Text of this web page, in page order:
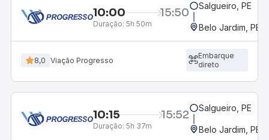
10:00 15:50
Duração: 5h 50m
Salgueiro, PE
Belo Jardim, PE
8,0 Viação Progresso
Embarque
direto
10:15 15:52
Duração: 5h 37m
Salgueiro, PE
Belo Jardim, PE